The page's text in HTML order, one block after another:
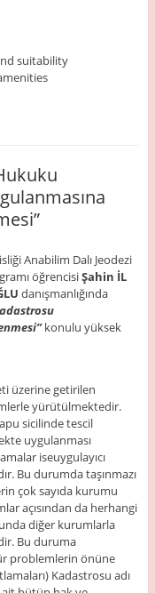
suitability
Anabilim Dalı Jeodezi
öğrencisiŞahin İL
danışmanlığında
konulu yüksek
üzerine getirilen
yürütülmektedir.
sicilinde tescil
uygulanması
iseuygulayıcı
Bu durumda taşınmazı
çok sayıda kurumu
açısından da herhangi
diğer kurumlarla
Bu duruma
problemlerin önüne
Kadastrosu adı